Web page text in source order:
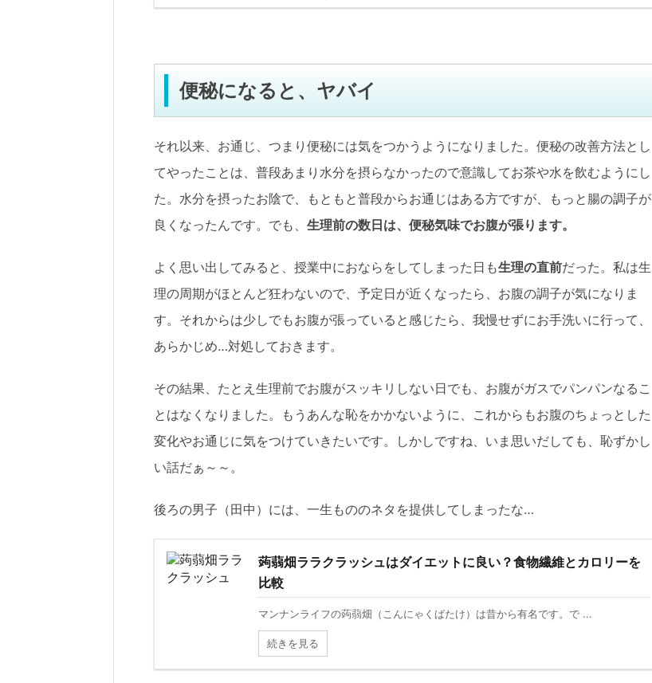
便秘になると、ヤバイ
それ以来、お通じ、つまり便秘には気をつかうようになりました。便秘の改善方法とし
てやったことは、普段あまり水分を摂らなかったので意識してお茶や水を飲むようにし
た。水分を摂ったお陰で、もともと普段からお通じはある方ですが、もっと腸の調子が
良くなったんです。でも、 生理前の数日は、便秘気味でお腹が張ります。
よく思い出してみると、授業中におならをしてしまった日も生理の直前だった。私は生
理の周期がほとんど狂わないので、予定日が近くなったら、お腹の調子が気になりま
す。それからは少しでもお腹が張っていると感じたら、我慢せずにお手洗いに行って、
あらかじめ…対処しておきます。
その結果、たとえ生理前でお腹がスッキリしない日でも、お腹がガスでパンパンなるこ
とはなくなりました。もうあんな恥をかかないように、これからもお腹のちょっとした
変化やお通じに気をつけていきたいです。しかしですね、いま思いだしても、恥ずかし
い話だぁ～～。
後ろの男子（田中）には、一生もののネタを提供してしまったな…
蒟蒻畑ララクラッシュはダイエットに良い？食物繊維とカロリーを
比較
マンナンライフの蒟蒻畑（こんにゃくばたけ）は昔から有名です。で ...
続きを見る